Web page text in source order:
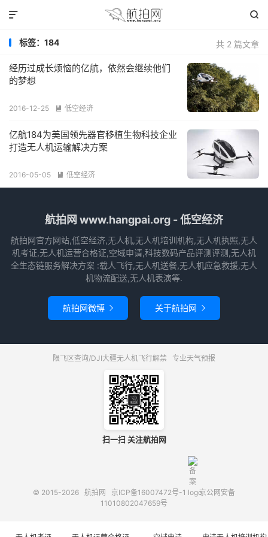


共 2 篇文章
标签：184
经历过成长烦恼的亿航，依然会继续他们
的梦想
2016-12-25  低空经济
亿航184为美国领先器官移植生物科技企业
打造无人机运输解决方案
2016-05-05  低空经济
航拍网 www.hangpai.org - 低空经济
航拍网官方网站,低空经济,无人机,无人机培训机构,无人机执照,无人
机考证,无人机运营合格证,空域申请,科技数码产品评测评测,无人机
全生态链服务解决方案 :载人飞行,无人机送餐,无人机应急救援,无人
机物流配送,无人机表演等.
航拍网微博  关于航拍网 
限飞区查询/DJI大疆无人机飞行解禁 专业天气预报
扫一扫 关注航拍网
© 2015-2026 航拍网 京ICP备16007472号-1
京公网安备
11010802047659号